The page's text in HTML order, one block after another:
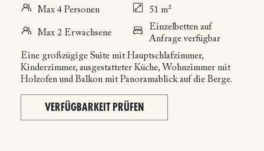
Max 4 Personen 51 m²
Max 2 Erwachsene
Einzelbetten auf
Anfrage verfügbar
Eine großzügige Suite mit Hauptschlafzimmer,
Kinderzimmer, ausgestatteter Küche, Wohnzimmer mit
Holzofen und Balkon mit Panoramablick auf die Berge.
VERFÜGBARKEIT PRÜFEN